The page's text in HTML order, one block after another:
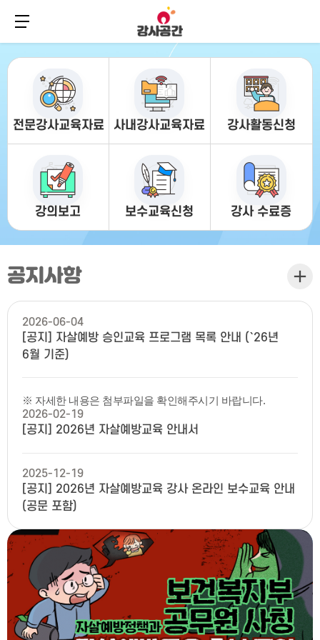
바
가
로
기
메뉴 버튼
전문강사교육자료 사내강사교육자료 강사활동신청
강의보고 보수교육신청 강사 수료증
공지사항 더보기
[공지] 자살예방 승인교육 프로그램 목록 안내 (`26년
6월 기준)
2026-06-04
[공지] 2026년 자살예방교육 안내서
※ 자세한 내용은 첨부파일을 확인해주시기 바랍니다.
2026-02-19
[공지] 2026년 자살예방교육 강사 온라인 보수교육 안내
(공문 포함)
2025-12-19